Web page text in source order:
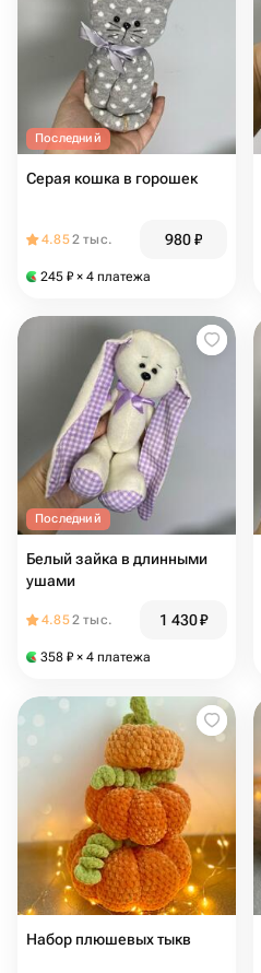
Последний
Серая кошка в горошек
4.852 тыс. 980₽
245 ₽ × 4 платежа
Последний
Белый зайка в длинными
ушами
4.852 тыс. 1 430₽
358 ₽ × 4 платежа
Набор плюшевых тыкв